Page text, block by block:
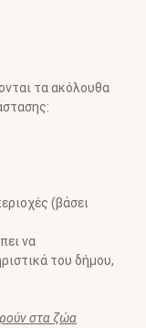
τα ακόλουθα
(βάσει
να
του δήμου,
στα ζώα